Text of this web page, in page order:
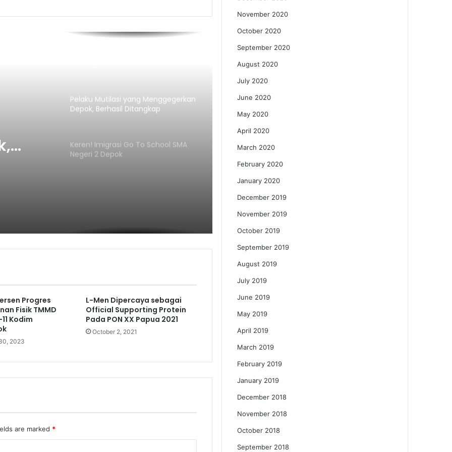
Pelaku Mutilasi yang Menggegerkan
Depok, Berhasil Ditangkap
Keren! Imigrasi Go To School SMA
Negeri 2 Depok
Progres
Fisik TMMD
Kodim
2023
L-Men Dipercaya sebagai
Official Supporting Protein
Pada PON XX Papua 2021
October 2, 2021
are marked *
November 2020
October 2020
September 2020
August 2020
July 2020
June 2020
May 2020
April 2020
March 2020
February 2020
January 2020
December 2019
November 2019
October 2019
September 2019
August 2019
July 2019
June 2019
May 2019
April 2019
March 2019
February 2019
January 2019
December 2018
November 2018
October 2018
September 2018